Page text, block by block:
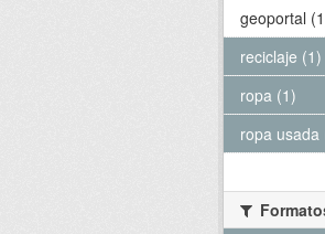
geoportal
reciclaje (1)
ropa (1)
ropa usada